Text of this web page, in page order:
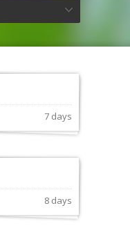
7 days
8 days